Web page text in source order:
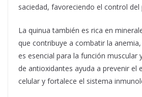
saciedad, favoreciendo el control del
La quinua también es rica en
que contribuye a combatir la
es esencial para la función muscular
de antioxidantes ayuda a prevenir el
celular y fortalece el sistema